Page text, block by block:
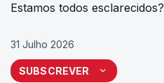
Estamos todos esclarecidos?
31 Julho 2026
SUBSCREVER